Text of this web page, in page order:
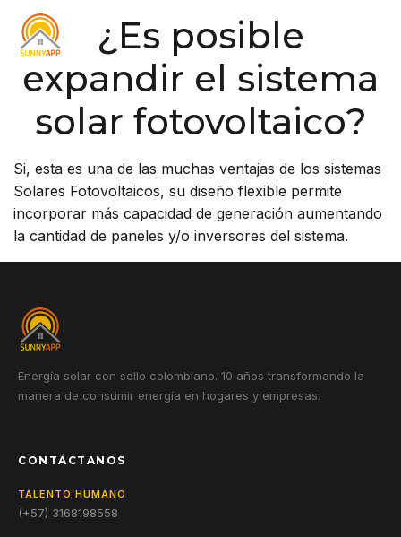
¿Es posible
expandir el sistema
solar fotovoltaico?
Si, esta es una de las muchas ventajas de los sistemas
Solares Fotovoltaicos, su diseño flexible permite
incorporar más capacidad de generación aumentando
la cantidad de paneles y/o inversores del sistema.
Energía solar con sello colombiano. 10 años transformando la
manera de consumir energía en hogares y empresas.
CONTÁCTANOS
TALENTO HUMANO
(+57) 3168198558